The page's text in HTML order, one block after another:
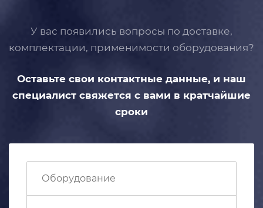
У вас появились вопросы по доставке,
комплектации, применимости оборудования?
Оставьте свои контактные данные, и наш
специалист свяжется с вами в кратчайшие
сроки